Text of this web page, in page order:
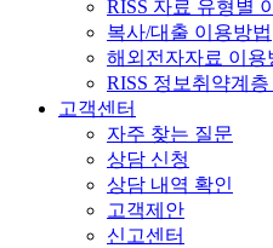
RISS 자료 유형별
복사/대출 이용방법
해외전자자료 이용
RISS 정보취약계
고객센터
자주 찾는 질문
상담 신청
상담 내역 확인
고객제안
신고센터